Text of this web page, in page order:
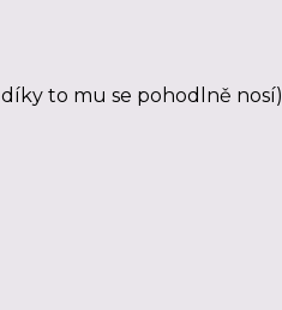
to mu se pohodlně nosí)